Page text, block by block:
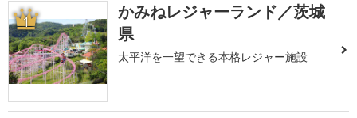
1
かみねレジャーランド／茨城
県
太平洋を一望できる本格レジャー施設